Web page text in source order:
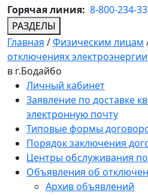
Горячая линия: 8-800-234-
РАЗДЕЛЫ
Главная /Физическим лицам
отключениях электроэнергии
в г.Бодайбо
Личный кабинет
Заявление по доставке
электронную почту
Типовые формы
Порядок заключения
Центры обслуживания
Объявления об
Архив объявлений